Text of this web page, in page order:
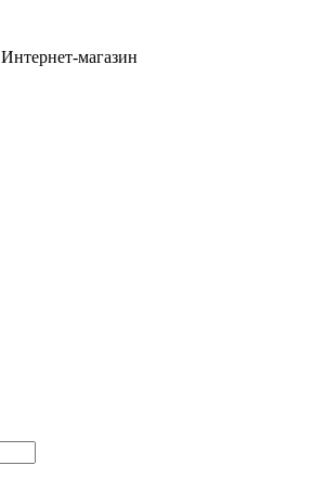
Интернет-магазин